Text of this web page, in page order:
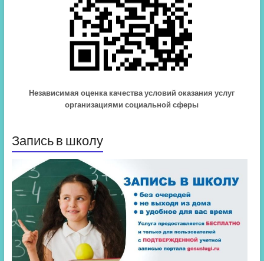
Независимая оценка качества условий оказания услуг
организациями социальной сферы
Запись в школу